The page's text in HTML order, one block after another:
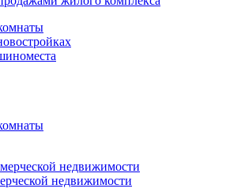
недвижимости
недвижимости